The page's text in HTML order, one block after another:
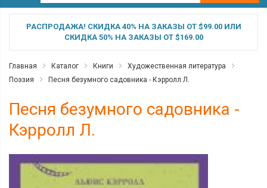
РАСПРОДАЖА! СКИДКА 40% НА ЗАКАЗЫ ОТ $99.00 ИЛИ
СКИДКА 50% НА ЗАКАЗЫ ОТ $169.00
Главная Каталог Книги
Художественная литература
Поэзия
Песня безумного садовника - Кэрролл Л.
Песня безумного садовника -
Кэрролл Л.